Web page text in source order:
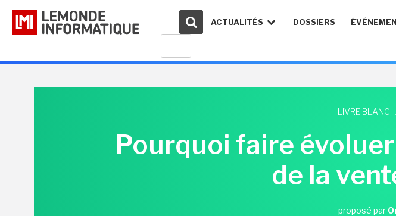
ACTUALITÉS DOSSIERS
LIVRE BLANC
Pourquoi faire
de la
proposé par